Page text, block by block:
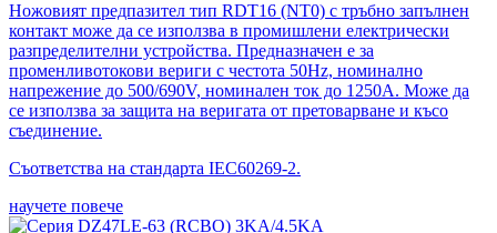
Ножовият предпазител тип RDT16 (NT0) с тръбно запълнен
контакт може да се използва в промишлени електрически
разпределителни устройства. Предназначен е за
променливотокови вериги с честота 50Hz, номинално
напрежение до 500/690V, номинален ток до 1250A. Може да
се използва за защита на веригата от претоварване и късо
съединение.
Съответства на стандарта IEC60269-2.
научете повече